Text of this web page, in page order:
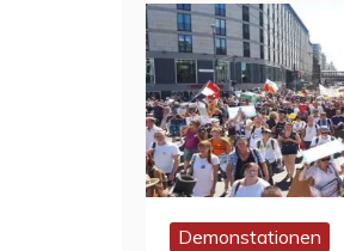
Demonstationen